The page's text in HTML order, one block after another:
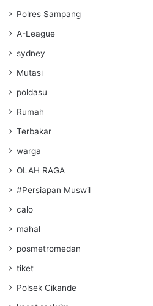
Polres Sampang
A-League
sydney
Mutasi
poldasu
Rumah
Terbakar
warga
OLAH RAGA
#Persiapan Muswil
calo
mahal
posmetromedan
tiket
Polsek Cikande